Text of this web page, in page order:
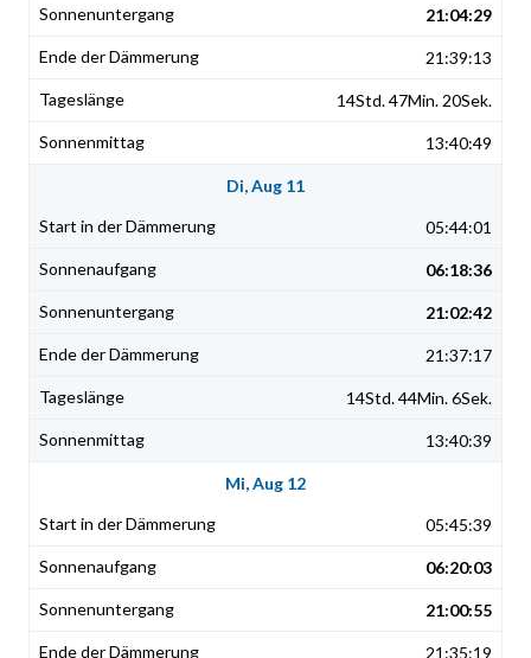
21:04:29
21:39:13
14Std. 47Min. 20Sek.
13:40:49
Di, Aug 11
05:44:01
06:18:36
21:02:42
21:37:17
14Std. 44Min. 6Sek.
13:40:39
Mi, Aug 12
05:45:39
06:20:03
21:00:55
21:35:19